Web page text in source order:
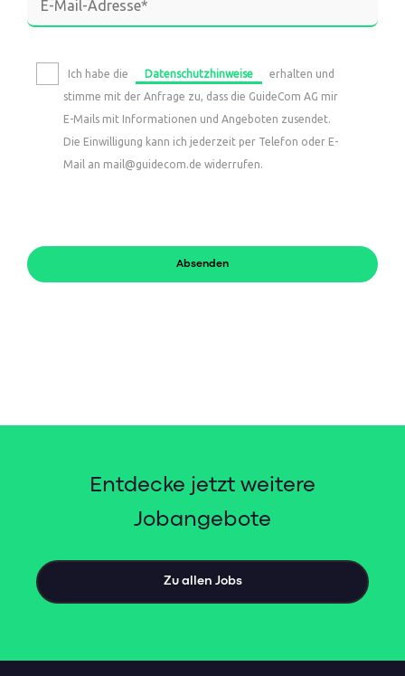
Ich habe die Datenschutzhinweise
erhalten und
stimme mit der Anfrage zu, dass die GuideCom AG mir
E-Mails mit Informationen und Angeboten zusendet.
Die Einwilligung kann ich jederzeit per Telefon oder E-
Mail an mail@guidecom.de widerrufen.
Absenden
Entdecke jetzt weitere
Jobangebote
Zu allen Jobs